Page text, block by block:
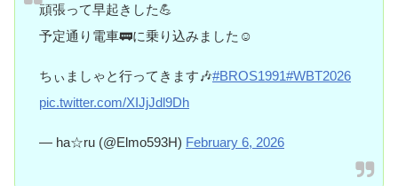
頑張って早起きした💪
予定通り電車🚃に乗り込みました☺️
ちぃましゃと行ってきます🎶#BROS1991#WBT2026
pic.twitter.com/XIJjJdl9Dh
— ha☆ru (@Elmo593H) February 6, 2026